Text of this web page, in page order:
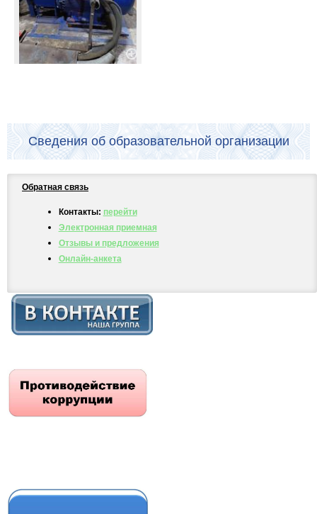
Сведения об образовательной организации
Обратная связь
Контакты: перейти
Электронная приемная
Отзывы и предложения
Онлайн-анкета